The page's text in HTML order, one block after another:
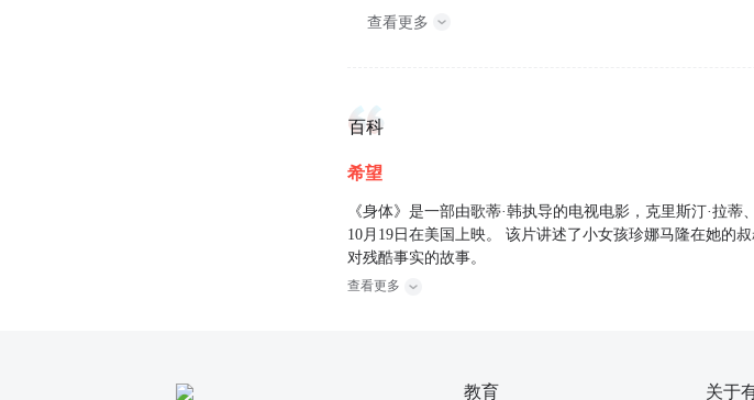
查看更多
百科
希望
《身体》是一部由歌蒂·韩执导的电视电影，克里斯汀·拉
10月19日在美国上映。 该片讲述了小女孩珍娜马隆在她的
对残酷事实的故事。
查看更多
教育 关于